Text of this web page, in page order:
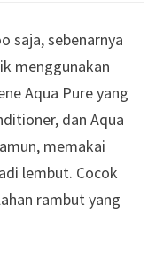
saja, sebenarnya
menggunakan
Aqua Pure yang
dan Aqua
memakai
lembut. Cocok
rambut yang